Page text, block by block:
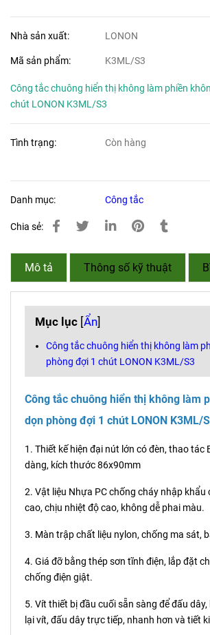
Nhà sản xuất: LONON
Mã sản phẩm: K3ML/S3
Công tắc chuông hiển thị không làm phiền
chút LONON K3ML/S3
Tình trạng: Còn hàng
Danh mục: Công tắc
Chia sẻ:
Mô tả Thông số kỹ thuật
Mục lục [Ẩn]
Công tắc chuông hiển thị không làm
phòng đợi 1 chút LONON K3ML/S3
Công tắc chuông hiển thị không làm
dọn phòng đợi 1 chút LONON K3ML/
1. Thiết kế hiện đại nút lớn có đèn, thao tác
dàng, kích thước 86x90mm
2. Vật liệu Nhựa PC chống cháy nhập khẩu
cao, chịu nhiệt độ cao, không dễ phai màu.
3. Màn trập chất liệu nylon, chống ma sát,
4. Giá đỡ bằng thép sơn tĩnh điện, lắp đặt
chống điện giật.
5. Vít thiết bị đầu cuối sẵn sàng để đấu
lại vít, đấu dây trực tiếp, nhanh hơn và tiết